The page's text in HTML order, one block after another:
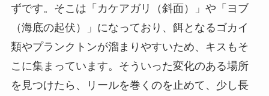
ずです。そこは「カケアガリ（斜面）」や「ヨブ
（海底の起伏）」になっており、餌となるゴカイ
類やプランクトンが溜まりやすいため、キスもそ
こに集まっています。そういった変化のある場所
を見つけたら、リールを巻くのを止めて、少し長